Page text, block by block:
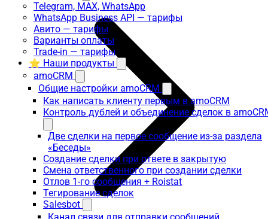
Telegram, MAX, WhatsApp
WhatsApp Business API — тарифы
Авито — тарифы
Варианты оплаты
Trade-in — тарифы
⭐ Наши продукты
amoCRM
Общие настройки amoCRM
Как написать клиенту первым в amoCRM
Контроль дублей и объединение сделок в
Две сделки на первое сообщение из-за раздела
«Беседы»
Создание сделки при ответе в закрытую
Смена ответственного при создании сделки
Отлов 1-го сообщения + Roistat
Тегирование сделок
Salesbot